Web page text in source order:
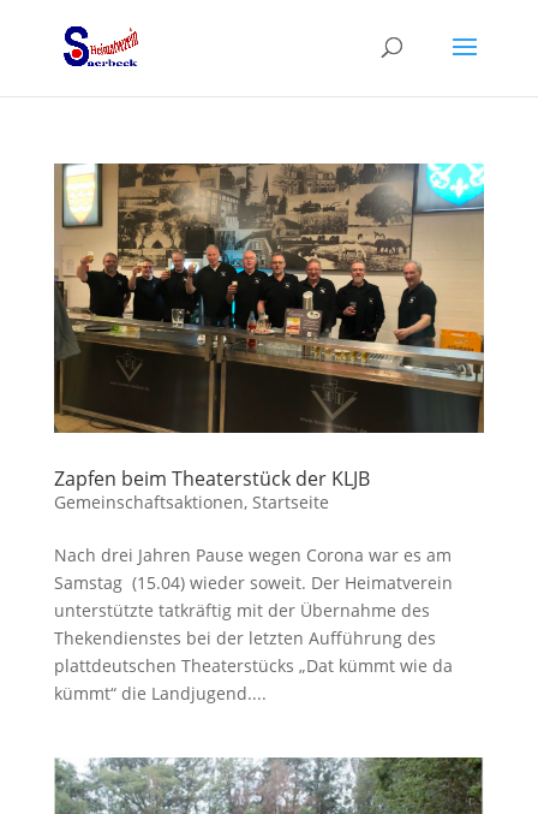
Zapfen beim Theaterstück der KLJB
Gemeinschaftsaktionen, Startseite
Nach drei Jahren Pause wegen Corona war es am
Samstag (15.04) wieder soweit. Der Heimatverein
unterstützte tatkräftig mit der Übernahme des
Thekendienstes bei der letzten Aufführung des
plattdeutschen Theaterstücks „Dat kümmt wie da
kümmt“ die Landjugend....